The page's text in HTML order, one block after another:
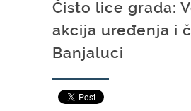
Čisto lice grada:
akcija uređenja i
Banjaluci